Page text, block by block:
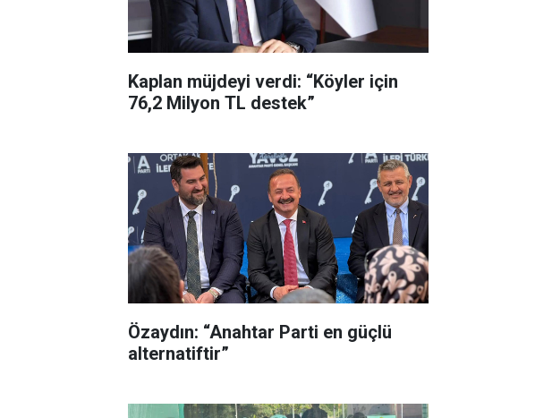
Kaplan müjdeyi verdi: “Köyler için
76,2 Milyon TL destek”
Özaydın: “Anahtar Parti en güçlü
alternatiftir”